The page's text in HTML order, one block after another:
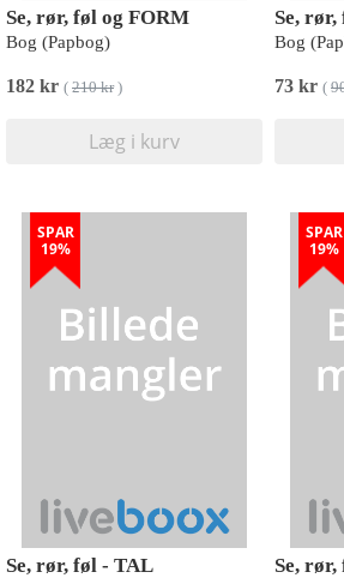
Se, rør, føl og FORM
Bog (Papbog)
182 kr ( 210 kr)
Læg i kurv
Se,
Bog
73 kr (
SPAR
19%
Se, rør, føl - TAL
SPAR
19%
Se,